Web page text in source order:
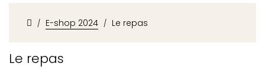
E-shop 2024 Le repas
Le repas